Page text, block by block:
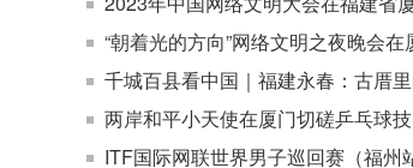
“朝着光的方向”网络文明之夜晚会在
千城百县看中国｜福建永春：古厝
两岸和平小天使在厦门切磋乒乓球技
ITF国际网联世界男子巡回赛（福州